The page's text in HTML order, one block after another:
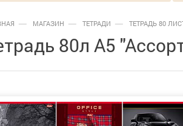
МАГАЗИН ТЕТРАДИ ТЕТРАДЬ 80
80л А5